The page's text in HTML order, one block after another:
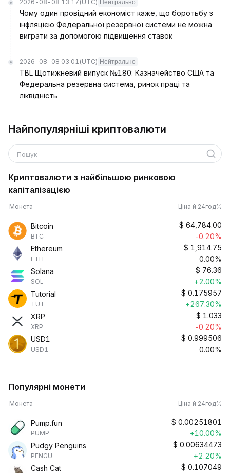
2026-08-08 13:17 (UTC) Нейтрально
Чому один провідний економіст каже, що боротьбу з
інфляцією Федеральної резервної системи не можна
виграти за допомогою підвищення ставок
2026-08-08 03:01 (UTC) Нейтрально
TBL Щотижневий випуск №180: Казначейство США та
Федеральна резервна система, ринок праці та
ліквідність
Найпопулярніші криптовалюти
Пошук
Криптовалюти з найбільшою ринковою
капіталізацією
Монета Ціна й 24год%
Bitcoin
BTC
$ 64,784.00
-0.20%
Ethereum
ETH
$ 1,914.75
0.00%
Solana
SOL
$ 76.36
+2.00%
Tutorial
TUT
$ 0.175957
+267.30%
XRP
XRP
$ 1.033
-0.20%
USD1
USD1
$ 0.999506
0.00%
Популярні монети
Монета Ціна й 24год%
Pump.fun
PUMP
$ 0.00251801
+10.00%
Pudgy Penguins
PENGU
$ 0.00634473
+2.20%
Cash Cat
$ 0.107049